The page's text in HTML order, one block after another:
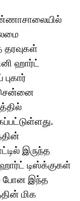
தரவுகள்
ஹார்ட்
சென்னை
இருந்த
டிஸ்க்குகள்
போன இந்த
மிக